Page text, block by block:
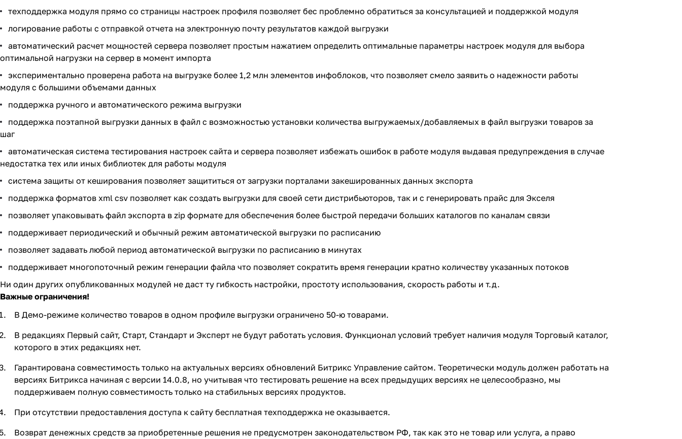
техподдержка модуля прямо со страницы настроек профиля позволяет бес проблемно обратиться за консультацией и поддержкой модуля
логирование работы с отправкой отчета на электронную почту результатов каждой выгрузки
автоматический расчет мощностей сервера позволяет простым нажатием определить оптимальные параметры настроек модуля для выбора
оптимальной нагрузки на сервер в момент импорта
экспериментально проверена работа на выгрузке более 1,2 млн элементов инфоблоков, что позволяет смело заявить о надежности работы
модуля с большими объемами данных
поддержка ручного и автоматического режима выгрузки
поддержка поэтапной выгрузки данных в файл с возможностью установки количества выгружаемых/добавляемых в файл выгрузки товаров за
шаг
автоматическая система тестирования настроек сайта и сервера позволяет избежать ошибок в работе модуля выдавая предупреждения в случае
недостатка тех или иных библиотек для работы модуля
система защиты от кеширования позволяет защититься от загрузки порталами закешированных данных экспорта
поддержка форматов xml csv позволяет как создать выгрузки для своей сети дистрибьюторов, так и с генерировать прайс для Экселя
позволяет упаковывать файл экспорта в zip формате для обеспечения более быстрой передачи больших каталогов по каналам связи
поддерживает периодический и обычный режим автоматической выгрузки по расписанию
позволяет задавать любой период автоматической выгрузки по расписанию в минутах
поддерживает многопоточный режим генерации файла что позволяет сократить время генерации кратно количеству указанных потоков
Ни один других опубликованных модулей не даст ту гибкость настройки, простоту использования, скорость работы и т.д.
Важные ограничения!
В Демо-режиме количество товаров в одном профиле выгрузки ограничено 50-ю товарами.
В редакциях Первый сайт, Старт, Стандарт и Эксперт не будут работать условия. Функционал условий требует наличия модуля Торговый каталог,
которого в этих редакциях нет.
Гарантирована совместимость только на актуальных версиях обновлений Битрикс Управление сайтом. Теоретически модуль должен работать на
версиях Битрикса начиная с версии 14.0.8, но учитывая что тестировать решение на всех предыдущих версиях не целесообразно, мы
поддерживаем полную совместимость только на стабильных версиях продуктов.
При отсутствии предоставления доступа к сайту бесплатная техподдержка не оказывается.
Возврат денежных средств за приобретенные решения не предусмотрен законодательством РФ, так как это не товар или услуга, а право